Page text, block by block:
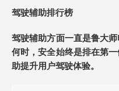
驾驶辅助排行榜
驾驶辅助方面一直是鲁大
何时，安全始终是排在第
助提升用户驾驶体验。